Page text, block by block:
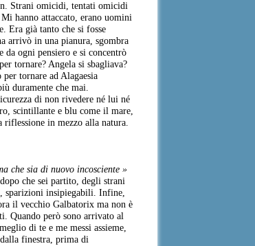
Strani omicidi, tentati omicidi
hanno attaccato, erano uomini
Era già tanto che si fosse
arrivò in una pianura, sgombra
ogni pensiero e si concentrò
tornare? Angela si sbagliava?
tornare ad Alagaesia
duramente che mai.
di non rivedere né lui né
scintillante e blu come il mare,
in mezzo alla natura.
che sia di nuovo incosciente »
che sei partito, degli strani
sparizioni insipiegabili. Infine,
il vecchio Galbatorix ma non è
Quando però sono arrivato al
di te e me messi assieme,
finestra, prima di